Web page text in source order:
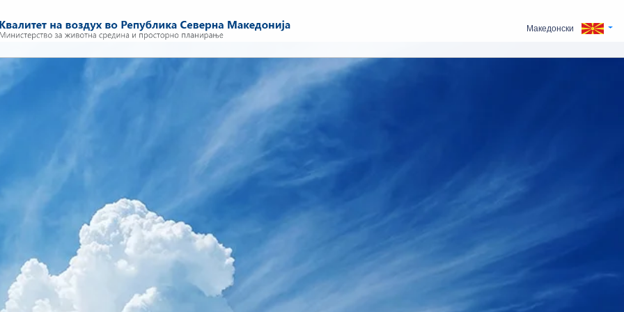
Македонски